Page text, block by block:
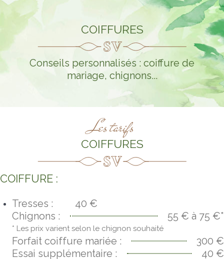
COIFFURES
Conseils personnalisés : coiffure de
mariage, chignons...
Les tarifs
COIFFURES
COIFFURE :
Tresses :
40 €
Chignons :
55 € à 75 €*
* Les prix varient selon le chignon souhaité
Forfait coiffure mariée :
300 €
Essai supplémentaire :
40 €